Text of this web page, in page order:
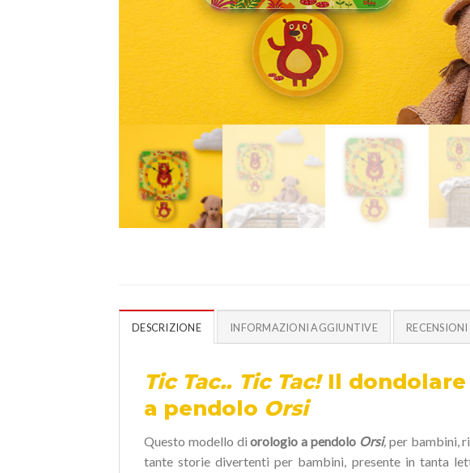
DESCRIZIONE INFORMAZIONI AGGIUNTIVE RECENSIONI
Tic Tac.. Tic Tac!Il dondolare
a pendolo Orsi
Questo modello diorologio a pendolo Orsi, per bambini,
tante storie divertenti per bambini, presente in tanta